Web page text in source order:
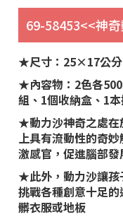
69-58453<<神
★尺寸：25×17公分
★內容物：2色各
組、1個收納盒、1
★動力沙神奇之處在
上具有流動性的奇
激感官，促進腦部發
★此外，動力沙讓孩
挑戰各種創意十足
髒衣服或地板